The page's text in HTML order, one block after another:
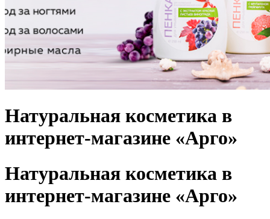
Натуральная косметика в
интернет-магазине «Арго»
Натуральная косметика в
интернет-магазине «Арго»